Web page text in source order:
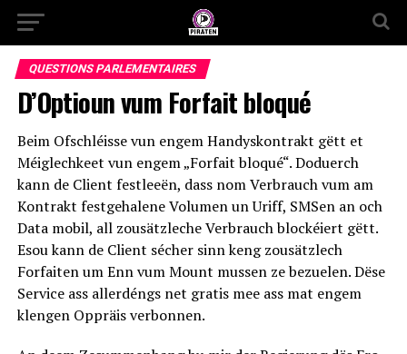
QUESTIONS PARLEMENTAIRES
D’Optioun vum Forfait bloqué
Beim Ofschléisse vun engem Handyskontrakt gëtt et
Méiglechkeet vun engem „Forfait bloqué“. Doduerch
kann de Client festleeën, dass nom Verbrauch vum am
Kontrakt festgehalene Volumen un Uriff, SMSen an och
Data mobil, all zousätzleche Verbrauch blockéiert gëtt.
Esou kann de Client sécher sinn keng zousätzlech
Forfaiten um Enn vum Mount mussen ze bezuelen. Dëse
Service ass allerdéngs net gratis mee ass mat engem
klengen Oppräis verbonnen.